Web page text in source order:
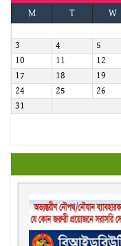
M T W
3
4 5
10
11 12
17
18 19
24
25 26
31